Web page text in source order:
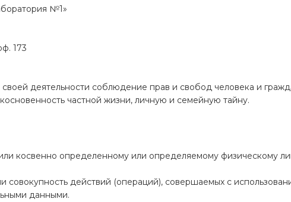
№1»
173
деятельности соблюдение прав и свобод человека и
частной жизни, личную и семейную тайну.
косвенно определенному или определяемому физическому
действий (операций), совершаемых с
данными.